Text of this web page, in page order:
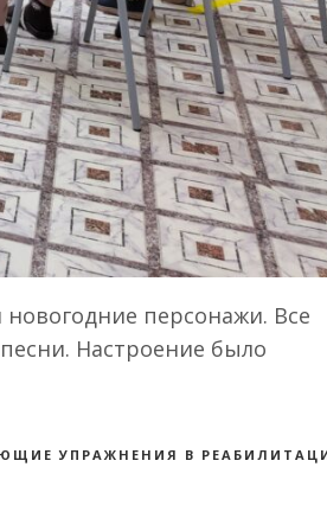
персонажи. Все
Настроение было
УПРАЖНЕНИЯ В